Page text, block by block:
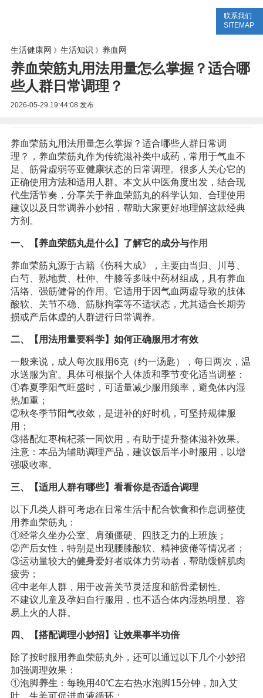
联系我们
SITEMAP
生活健康网 》 生活知识 》 养血网
养血荣筋丸用法用量怎么掌握？适合哪
些人群日常调理？
2026-05-29 19:44:08发布
养血荣筋丸用法用量怎么掌握？适合哪些人群日常调
理？，养血荣筋丸作为传统滋补类中成药，常用于气血不
足、筋骨虚弱等亚健康状态的日常调理。很多人关心它的
正确使用方法和适用人群。本文从中医角度出发，结合现
代生活节奏，分享关于养血荣筋丸的科学认知、合理使用
建议以及日常调养小妙招，帮助大家更好地理解这款经典
方剂。
一、【养血荣筋丸是什么】了解它的成分与作用
养血荣筋丸源于古籍《伤科大成》，主要由当归、川芎、
白芍、熟地黄、杜仲、牛膝等多味中药材组成，具有养血
活络、强筋健骨的作用。它适用于因气血两虚导致的肢体
酸软、关节不稳、筋脉拘挛等不适状态，尤其适合长期劳
损或产后体虚的人群进行日常调养。
二、【用法用量要科学】如何正确服用才有效
一般来说，成人每次服用6克（约一汤匙），每日两次，温
水送服为宜。具体可根据个人体质和季节变化适当调整：
①春夏季阳气旺盛时，可适量减少服用频率，避免体内湿
热加重；
②秋冬季节阳气收敛，是进补的好时机，可坚持规律服
用；
③搭配红枣枸杞茶一同饮用，有助于提升整体滋补效果。
注意：本品为辅助调理产品，建议饭后半小时服用，以增
强吸收率。
三、【适用人群有哪些】看看你是否适合调理
以下几类人群可考虑在日常生活中配合饮食和作息调整使
用养血荣筋丸：
①经常久坐办公室、肩颈僵硬、四肢乏力的上班族；
②产后女性，特别是出现腰膝酸软、精神疲倦等情况者；
③运动量较大的健身爱好者或体力劳动者，帮助缓解肌肉
疲劳；
④中老年人群，用于改善关节灵活度和筋骨柔韧性。
不建议儿童及孕妇自行服用，也不适合体内湿热明显、容
易上火的人群。
四、【搭配调理小妙招】让效果事半功倍
除了按时服用养血荣筋丸外，还可以通过以下几个小妙招
加强调理效果：
①泡脚养生 ：每晚用40℃左右热水泡脚15分钟，加入艾
叶、生姜可促进血液循环；